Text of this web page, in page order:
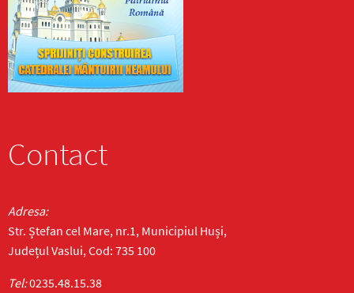
Contact
Adresa:
Str. Ștefan cel Mare, nr.1, Municipiul Huși,
Județul Vaslui, Cod: 735 100
Tel:0235.48.15.38